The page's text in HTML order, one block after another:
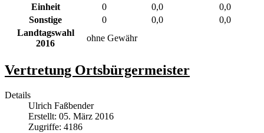
Landtagswahl
2016
ohne Gewähr
Einheit
0 0,0
0,0
Sonstige
0 0,0 0,0
Vertretung Ortsbürgermeister
Details
Ulrich Faßbender
Erstellt: 05. März 2016
Zugriffe: 4186